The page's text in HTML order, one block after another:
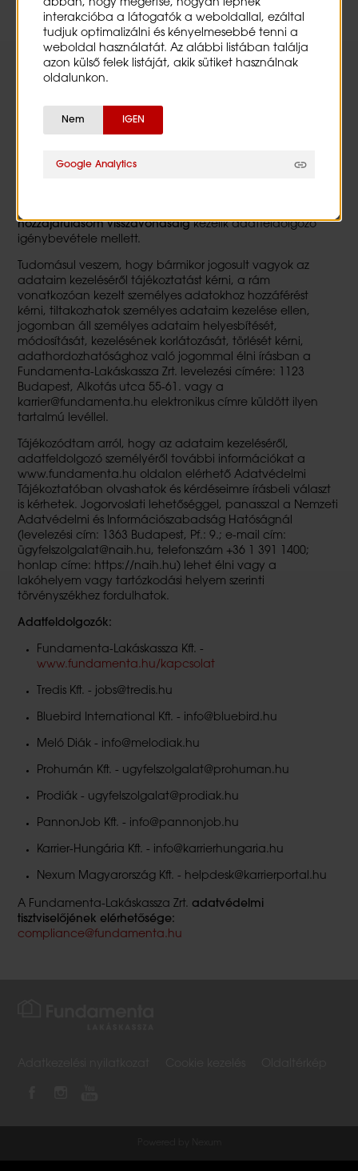
abban, hogy megértse, hogyan lépnek
interakcióba a látogatók a weboldallal, ezáltal
tudjuk optimalizálni és kényelmesebbé tenni a
weboldal használatát. Az alábbi listában találja
azon külső felek listáját, akik sütiket használnak
oldalunkon.
Nem IGEN
Google Analytics
feladatok egyediek, adott munkakörre jellemzőek.
Típusukat tekintve egyéni, páros és csoportos, szóbeli és
írásbeli gyakorlatok. Az értékelés végén a HR
szakemberei visszajelzést adnak a jelöltnek a
kiválasztásban nyújtott teljesítményéről.
telefonszám, önéletrajz, motivációs levél, iskolai
végzettség; végzettség pontos megnevezése, intézmény
neve, szakmai felmérés keretében elvégzett feladatok
hozzájárulásom visszavonásáigkezelik adatfeldolgozó
igénybevétele mellett.
Tudomásul veszem, hogy bármikor jogosult vagyok az
adataim kezeléséről tájékoztatást kérni, a rám
vonatkozóan kezelt személyes adatokhoz hozzáférést
kérni, tiltakozhatok személyes adataim kezelése ellen,
jogomban áll személyes adataim helyesbítését,
módosítását, kezelésének korlátozását, törlését kérni,
adathordozhatósághoz való jogommal élni írásban a
Fundamenta-Lakáskassza Zrt. levelezési címére: 1123
Budapest, Alkotás utca 55-61. vagy a
karrier@fundamenta.hu elektronikus címre küldött ilyen
tartalmú levéllel.
Tájékozódtam arról, hogy az adataim kezeléséről,
adatfeldolgozó személyéről további információkat a
www.fundamenta.hu oldalon elérhető Adatvédelmi
Tájékoztatóban olvashatok és kérdéseimre írásbeli választ
is kérhetek. Jogorvoslati lehetőséggel, panasszal a Nemzeti
Adatvédelmi és Információszabadság Hatóságnál
(levelezési cím: 1363 Budapest, Pf.: 9.; e-mail cím:
ügyfelszolgalat@naih.hu, telefonszám +36 1 391 1400;
honlap címe: https://naih.hu) lehet élni vagy a
lakóhelyem vagy tartózkodási helyem szerinti
törvényszékhez fordulhatok.
Adatfeldolgozók:
Fundamenta-Lakáskassza Kft. -
www.fundamenta.hu/kapcsolat
Tredis Kft. - jobs@tredis.hu
Bluebird International Kft. - info@bluebird.hu
Meló Diák - info@melodiak.hu
Prohumán Kft. - ugyfelszolgalat@prohuman.hu
Prodiák - ugyfelszolgalat@prodiak.hu
PannonJob Kft. - info@pannonjob.hu
Karrier-Hungária Kft. - info@karrierhungaria.hu
Nexum Magyarország Kft. - helpdesk@karrierportal.hu
A Fundamenta-Lakáskassza Zrt. adatvédelmi
tisztviselőjének elérhetősége:
compliance@fundamenta.hu